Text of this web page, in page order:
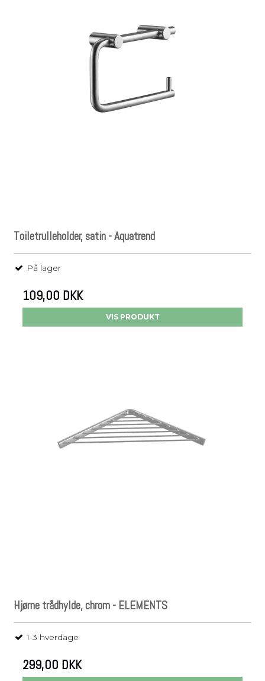
Toiletrulleholder, satin - Aquatrend
På lager
109,00 DKK
VIS PRODUKT
Hjørne trådhylde, chrom - ELEMENTS
1-3 hverdage
299,00 DKK